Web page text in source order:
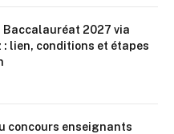
Baccalauréat 2027 via
: lien, conditions et étapes
concours enseignants